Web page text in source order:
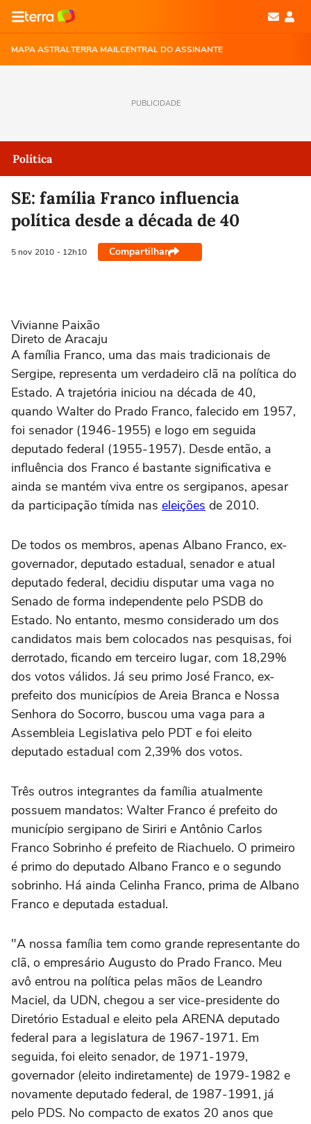
MAPA ASTRALTERRA MAILCENTRAL DO ASSINANTE
PUBLICIDADE
Política
SE: família Franco influencia
política desde a década de 40
5 nov 2010 - 12h10 Compartilhar
Vivianne Paixão
Direto de Aracaju
A família Franco, uma das mais tradicionais de
Sergipe, representa um verdadeiro clã na política do
Estado. A trajetória iniciou na década de 40,
quando Walter do Prado Franco, falecido em 1957,
foi senador (1946-1955) e logo em seguida
deputado federal (1955-1957). Desde então, a
influência dos Franco é bastante significativa e
ainda se mantém viva entre os sergipanos, apesar
da participação tímida nas eleições de 2010.
De todos os membros, apenas Albano Franco, ex-
governador, deputado estadual, senador e atual
deputado federal, decidiu disputar uma vaga no
Senado de forma independente pelo PSDB do
Estado. No entanto, mesmo considerado um dos
candidatos mais bem colocados nas pesquisas, foi
derrotado, ficando em terceiro lugar, com 18,29%
dos votos válidos. Já seu primo José Franco, ex-
prefeito dos municípios de Areia Branca e Nossa
Senhora do Socorro, buscou uma vaga para a
Assembleia Legislativa pelo PDT e foi eleito
deputado estadual com 2,39% dos votos.
Três outros integrantes da família atualmente
possuem mandatos: Walter Franco é prefeito do
município sergipano de Siriri e Antônio Carlos
Franco Sobrinho é prefeito de Riachuelo. O primeiro
é primo do deputado Albano Franco e o segundo
sobrinho. Há ainda Celinha Franco, prima de Albano
Franco e deputada estadual.
"A nossa família tem como grande representante do
clã, o empresário Augusto do Prado Franco. Meu
avô entrou na política pelas mãos de Leandro
Maciel, da UDN, chegou a ser vice-presidente do
Diretório Estadual e eleito pela ARENA deputado
federal para a legislatura de 1967-1971. Em
seguida, foi eleito senador, de 1971-1979,
governador (eleito indiretamente) de 1979-1982 e
novamente deputado federal, de 1987-1991, já
pelo PDS. No compacto de exatos 20 anos que